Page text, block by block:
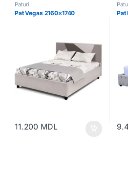
Paturi
Pat Vegas 2160×1740
11.200 MDL
Pat